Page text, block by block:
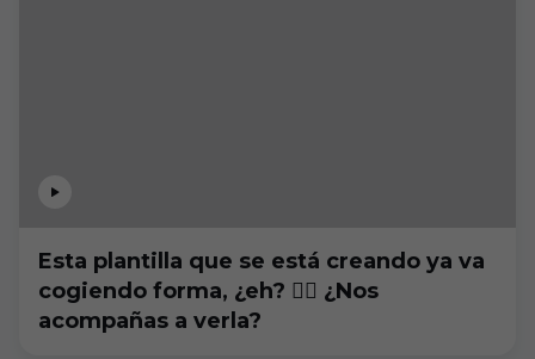
Esta plantilla que se está creando ya va
cogiendo forma, ¿eh? 😮‍💨 ¿Nos
acompañas a verla?